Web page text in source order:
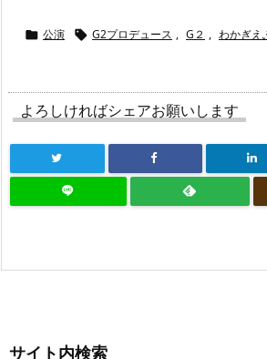
 公演  G2プロデュース , G２ , わかぎえ
よろしければシェアお願いします
サイト内検索